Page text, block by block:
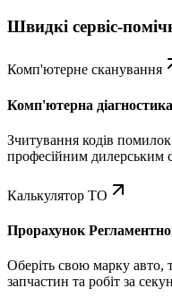
Швидкі сервіс-
Комп'ютерне сканування
Комп'ютерна діагностика
Зчитування кодів помилок
професійним дилерським
Калькулятор ТО
Прорахунок
Оберіть свою марку авто,
запчастин та робіт за